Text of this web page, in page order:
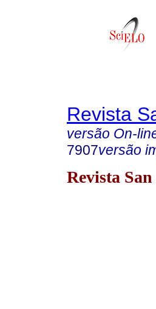
Revista
versão On-
7907versão
Revista San